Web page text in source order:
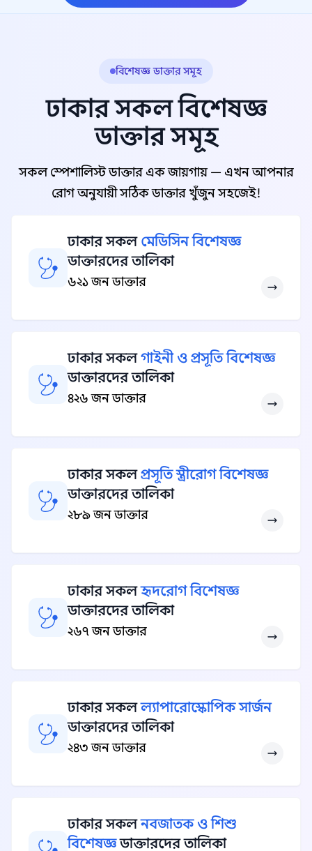
বিশেষজ্ঞ ডাক্তার সমূহ
ঢাকার সকল বিশেষজ্ঞ
ডাক্তার সমূহ
সকল স্পেশালিস্ট ডাক্তার এক জায়গায় — এখন আপনার
রোগ অনুযায়ী সঠিক ডাক্তার খুঁজুন সহজেই!
ঢাকার সকল মেডিসিন বিশেষজ্ঞ
ডাক্তারদের তালিকা
৬২১ জন ডাক্তার
ঢাকার সকলগাইনী ও প্রসূতি বিশেষজ্ঞ
ডাক্তারদের তালিকা
৪২৬ জন ডাক্তার
ঢাকার সকলপ্রসূতি স্ত্রীরোগ বিশেষজ্ঞ
ডাক্তারদের তালিকা
২৮৯ জন ডাক্তার
ঢাকার সকলহৃদরোগ বিশেষজ্ঞ
ডাক্তারদের তালিকা
২৬৭ জন ডাক্তার
ঢাকার সকলল্যাপারোস্কোপিক সার্জন
ডাক্তারদের তালিকা
২৪৩ জন ডাক্তার
ঢাকার সকলনবজাতক ও শিশু
বিশেষজ্ঞডাক্তারদের তালিকা